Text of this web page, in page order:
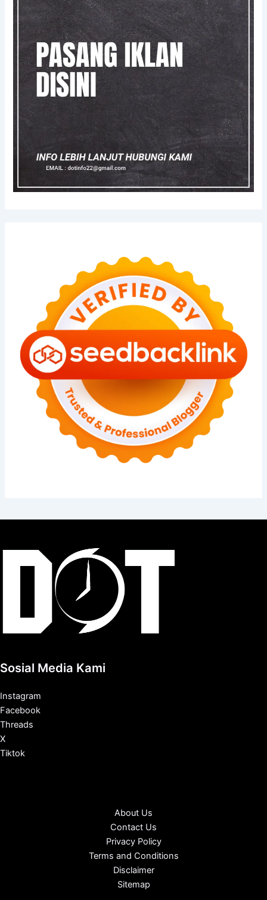
Sosial Media Kami
Instagram
Facebook
Threads
X
Tiktok
About Us
Contact Us
Privacy Policy
Terms and Conditions
Disclaimer
Sitemap